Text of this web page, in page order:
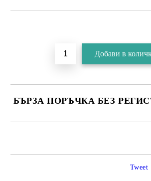
БЪРЗА ПОРЪЧКА БЕЗ
Tweet